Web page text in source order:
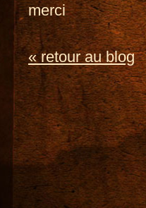
merci
« retour au blog